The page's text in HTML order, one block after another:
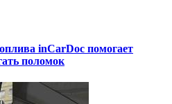
inCarDoc помогает
поломок